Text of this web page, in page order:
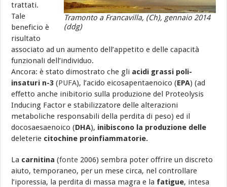
Tramonto a Francavilla, (Ch), gennaio 2014
(ddg)
trattati.
Tale
beneficio è
risultato
associato ad un aumento dell’appetito e delle capacità
funzionali dell’individuo.
Ancora: è stato dimostrato che gli acidi grassi poli-
insaturi n-3 (PUFA), l’acido eicosapentaenoico (EPA) (ad
effetto anche inibitorio sulla produzione del Proteolysis
Inducing Factor e stabilizzatore delle alterazioni
metaboliche responsabili della perdita di peso) ed il
docosaesaenoico (DHA), inibiscono la produzione delle
deleterie citochine proinfiammatorie.
La carnitina (fonte 2006) sembra poter offrire un discreto
aiuto, temporaneo, per un mese circa, nel controllare
l’iporessia, la perdita di massa magra e la fatigue, intesa